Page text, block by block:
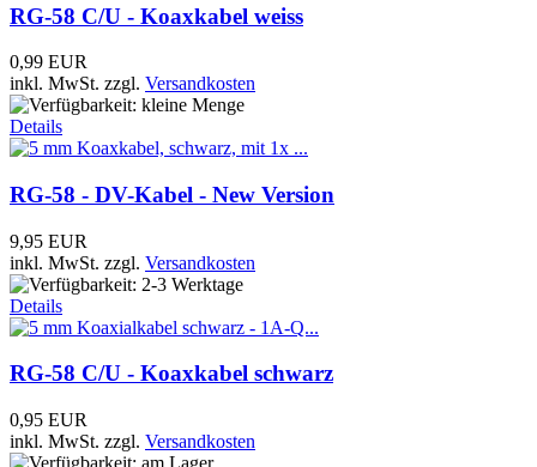
RG-58 C/U - Koaxkabel weiss
0,99 EUR
inkl. MwSt. zzgl. Versandkosten
Details
RG-58 - DV-Kabel - New Version
9,95 EUR
inkl. MwSt. zzgl. Versandkosten
Details
RG-58 C/U - Koaxkabel schwarz
0,95 EUR
inkl. MwSt. zzgl. Versandkosten